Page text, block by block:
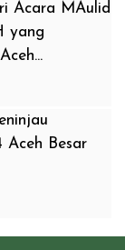
Acara MAulid
yang
Aceh Besar